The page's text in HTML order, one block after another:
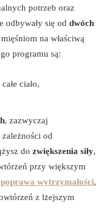
potrzeb oraz
odbywały się od dwóch
na właściwą
programu są:
ciało,
, zazwyczaj
zależności od
do zwiększenia siły,
przy większym
poprawa wytrzymałości,
z lżejszym